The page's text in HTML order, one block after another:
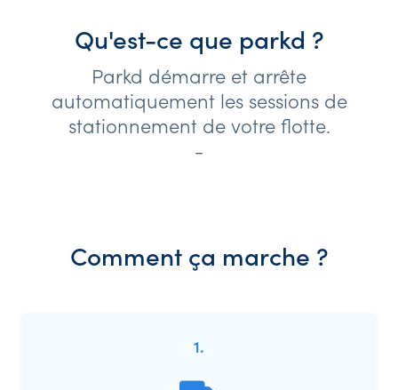
Qu'est-ce que parkd ?
Parkd démarre et arrête
automatiquement les sessions de
stationnement de votre flotte.
-
Comment ça marche ?
1.